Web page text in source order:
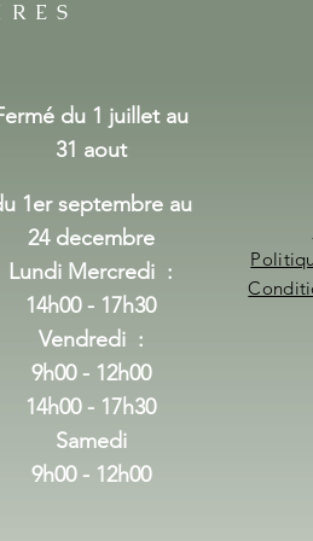
1er septembre au
24 decembre
Lundi Mercredi :
14h00 - 17h30
Vendredi :
9h00 - 12h00
14h00 - 17h30
Samedi
9h00 - 12h00
du 1 juillet au
31 aout